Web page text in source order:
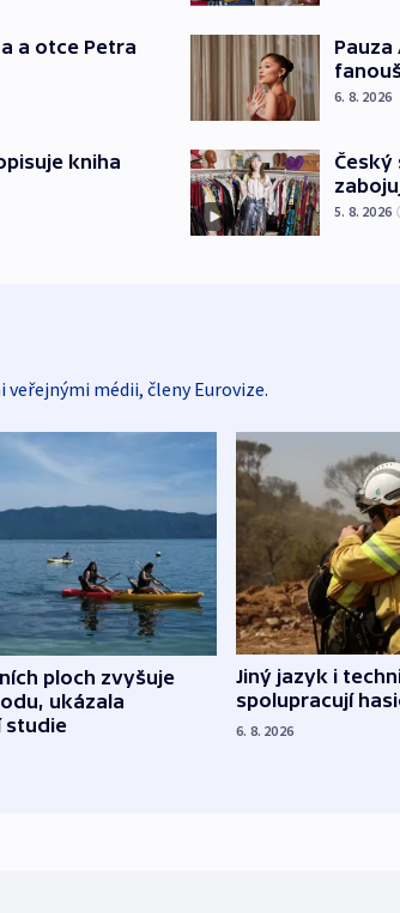
a otce Petra
kniha
6. 8. 2026
Český
5. 8. 2026
veřejnými médii, členy Eurovize.
ploch zvyšuje
ukázala
studie
Jiný jazyk i
spolupracují
6. 8. 2026